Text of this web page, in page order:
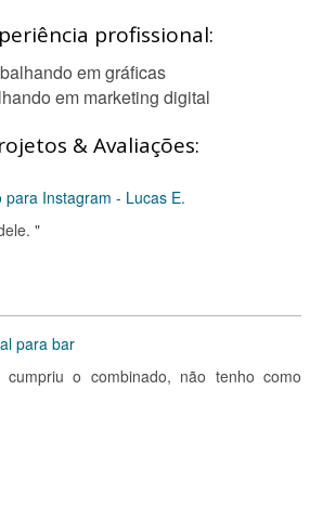
profissional:
em gráficas
em marketing digital
& Avaliações:
Instagram - Lucas E.
"
para bar
o combinado, não tenho como